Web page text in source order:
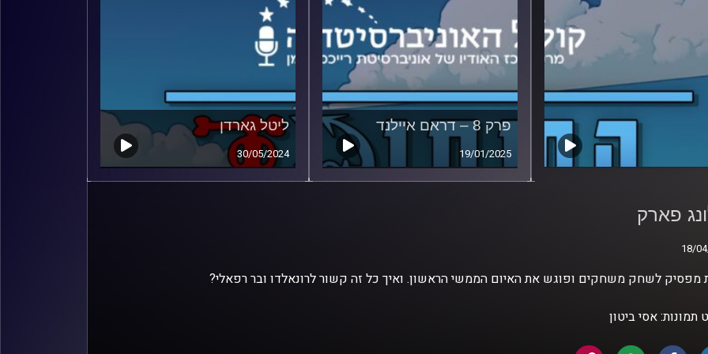
18/
פרק 8 – דראם איילנד
19/01/2025
ליטל גארדן
30/05/2024
פארק
18/
מפסיק לשחק משחקים ופוגש את האיום הממשי הראשון. ואיך כל זה קשור לרונאלדו ובר רפאלי?
תמונות: אסי ביטון